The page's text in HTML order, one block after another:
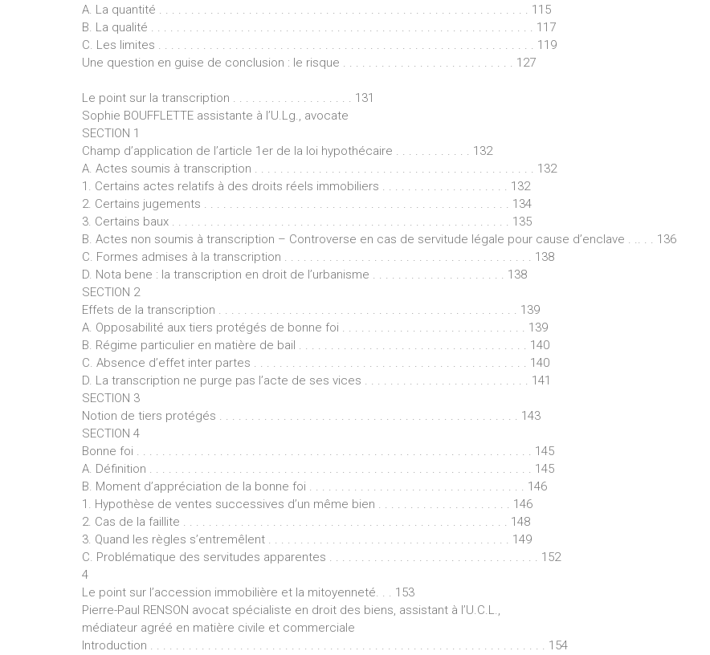
A. La quantité . . . . . . . . . . . . . . . . . . . . . . . . . . . . . . . . . . . . . . . . . . . . . . . . . . . . . . . . . . 115
B. La qualité . . . . . . . . . . . . . . . . . . . . . . . . . . . . . . . . . . . . . . . . . . . . . . . . . . . . . . . . . . . . 117
C. Les limites . . . . . . . . . . . . . . . . . . . . . . . . . . . . . . . . . . . . . . . . . . . . . . . . . . . . . . . . . . . 119
Une question en guise de conclusion : le risque . . . . . . . . . . . . . . . . . . . . . . . . . . . 127
Le point sur la transcription . . . . . . . . . . . . . . . . . . . 131
Sophie BOUFFLETTE assistante à l’U.Lg., avocate
SECTION 1
Champ d’application de l’article 1er de la loi hypothécaire . . . . . . . . . . . . 132
A. Actes soumis à transcription . . . . . . . . . . . . . . . . . . . . . . . . . . . . . . . . . . . . . . . . . . . . 132
1. Certains actes relatifs à des droits réels immobiliers . . . . . . . . . . . . . . . . . . . . 132
2. Certains jugements . . . . . . . . . . . . . . . . . . . . . . . . . . . . . . . . . . . . . . . . . . . . . . . . 134
3. Certains baux . . . . . . . . . . . . . . . . . . . . . . . . . . . . . . . . . . . . . . . . . . . . . . . . . . . . . 135
B. Actes non soumis à transcription – Controverse en cas de servitude légale pour cause d’enclave . .. . . 136
C. Formes admises à la transcription . . . . . . . . . . . . . . . . . . . . . . . . . . . . . . . . . . . . . . . 138
D. Nota bene : la transcription en droit de l’urbanisme . . . . . . . . . . . . . . . . . . . . . 138
SECTION 2
Effets de la transcription . . . . . . . . . . . . . . . . . . . . . . . . . . . . . . . . . . . . . . . . . . . . . . . 139
A. Opposabilité aux tiers protégés de bonne foi . . . . . . . . . . . . . . . . . . . . . . . . . . . . . 139
B. Régime particulier en matière de bail . . . . . . . . . . . . . . . . . . . . . . . . . . . . . . . . . . . . 140
C. Absence d’effet inter partes . . . . . . . . . . . . . . . . . . . . . . . . . . . . . . . . . . . . . . . . . . . 140
D. La transcription ne purge pas l’acte de ses vices . . . . . . . . . . . . . . . . . . . . . . . . . . 141
SECTION 3
Notion de tiers protégés . . . . . . . . . . . . . . . . . . . . . . . . . . . . . . . . . . . . . . . . . . . . . . . 143
SECTION 4
Bonne foi . . . . . . . . . . . . . . . . . . . . . . . . . . . . . . . . . . . . . . . . . . . . . . . . . . . . . . . . . . . . . . 145
A. Définition . . . . . . . . . . . . . . . . . . . . . . . . . . . . . . . . . . . . . . . . . . . . . . . . . . . . . . . . . . . . 145
B. Moment d’appréciation de la bonne foi . . . . . . . . . . . . . . . . . . . . . . . . . . . . . . . . . . 146
1. Hypothèse de ventes successives d’un même bien . . . . . . . . . . . . . . . . . . . . . 146
2. Cas de la faillite . . . . . . . . . . . . . . . . . . . . . . . . . . . . . . . . . . . . . . . . . . . . . . . . . . . 148
3. Quand les règles s’entremêlent . . . . . . . . . . . . . . . . . . . . . . . . . . . . . . . . . . . . . . 149
C. Problématique des servitudes apparentes . . . . . . . . . . . . . . . . . . . . . . . . . . . . . . . . . 152
4
Le point sur l’accession immobilière et la mitoyenneté. . . 153
Pierre-Paul RENSON avocat spécialiste en droit des biens, assistant à l’U.C.L.,
médiateur agréé en matière civile et commerciale
Introduction . . . . . . . . . . . . . . . . . . . . . . . . . . . . . . . . . . . . . . . . . . . . . . . . . . . . . . . . . . . . . . 154